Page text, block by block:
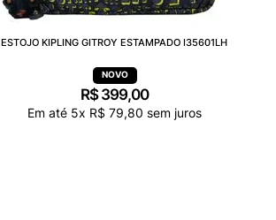
ESTOJO KIPLING GITROY ESTAMPADO I35601LH
R$ 399,00
Em até 5x R$ 79,80 sem juros